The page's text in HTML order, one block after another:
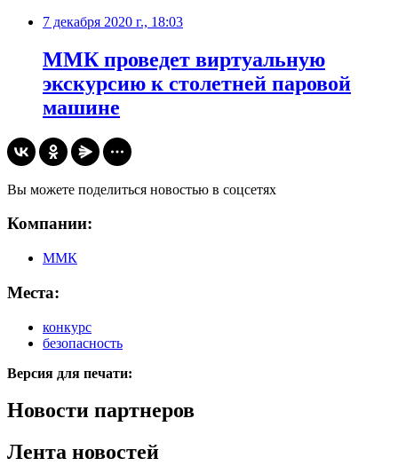
7 декабря 2020 г., 18:03
​ММК проведет виртуальную
экскурсию к столетней паровой
машине
Вы можете поделиться новостью в соцсетях
Компании:
ММК
Места:
конкурс
безопасность
Версия для печати:
Новости партнеров
Лента новостей